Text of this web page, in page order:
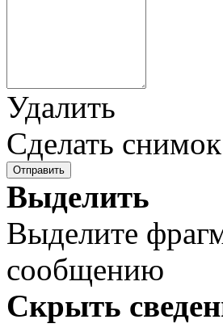
Удалить
Сделать
Отправить
Выделить
Выделите
сообщению
Скрыть